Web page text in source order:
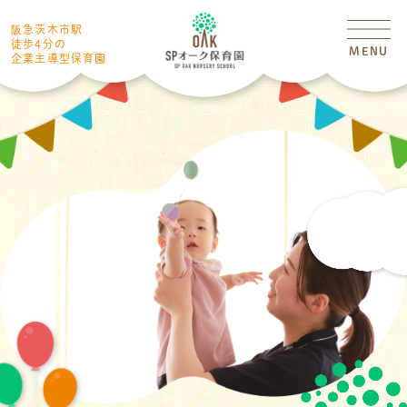
阪急茨木市駅
徒歩4分の
企業主導型保育園
MENU